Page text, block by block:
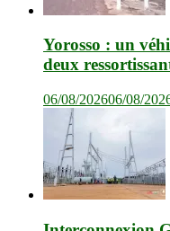
Yorosso : un
deux
06/08/202606/08/